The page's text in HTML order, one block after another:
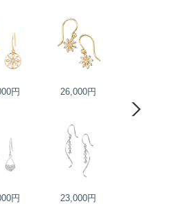
円 26,000円
円 23,000円